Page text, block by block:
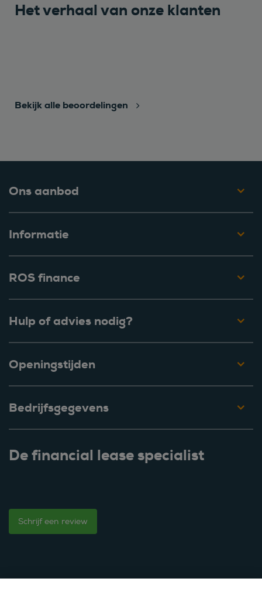
Het verhaal van onze klanten
Bekijk alle beoordelingen
Ons aanbod
Informatie
ROS finance
Hulp of advies nodig?
Openingstijden
Bedrijfsgegevens
De financial lease specialist
Schrijf een review